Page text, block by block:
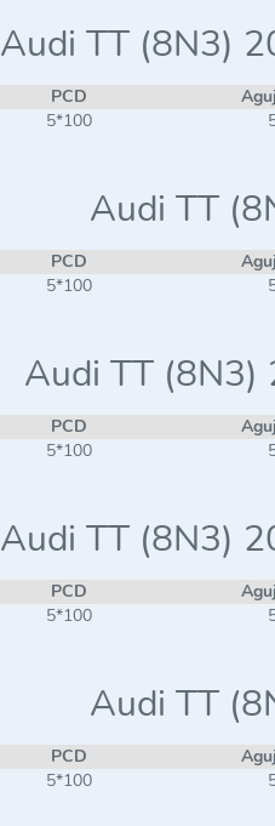
Audi TT (8N3)
PCD
5*100
Audi TT
PCD
5*100
Audi TT
PCD
5*100
Audi TT (8N3)
PCD
5*100
Audi TT
PCD
5*100